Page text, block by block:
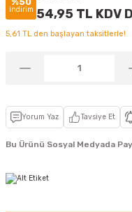
indirim 54,95 TL KDV
5,61 TL den başlayan taksitlerle!
Yorum Yaz Tavsiye Et
Bu Ürünü Sosyal Medyada